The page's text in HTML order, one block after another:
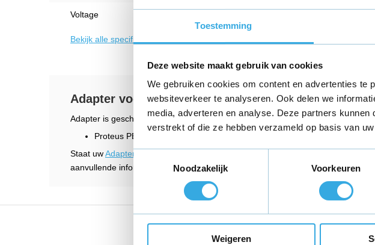
Toestemming
Deze website maakt gebruik van cookies
We gebruiken cookies om content en advertenties te
websiteverkeer te analyseren. Ook delen we
media, adverteren en analyse. Deze partners
verstrekt of die ze hebben verzameld op basis van
Toestemmingsselectie
Noodzakelijk
Voorkeuren
Weigeren
Voltage
Bekijk alle specificaties
Adapter voor Proteus PEC-3550 hometrainer
Adapter is geschikt voor
Proteus PEC-3550 hometrainer
Staat uwAdapter voor Proteus
aanvullende informatie en wij helpen u graag verder.